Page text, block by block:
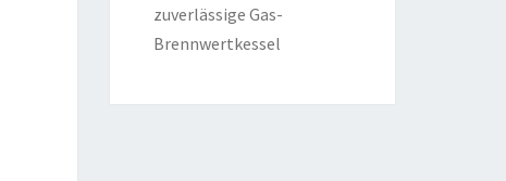
zuverlässige Gas-
Brennwertkessel